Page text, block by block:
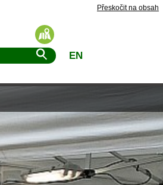
Přeskočit na obsah
EN